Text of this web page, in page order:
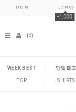
LOGIN JOIN US
+1,000
WEEK BEST 당일출고
TOP SHIRTS